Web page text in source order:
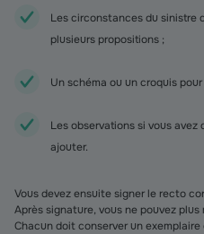
Les circonstances du sinistre
plusieurs propositions ;
Un schéma ou un croquis
Les observations si vous
ajouter.
Vous devez ensuite signer le recto
Après signature, vous ne pouvez
Chacun doit conserver un